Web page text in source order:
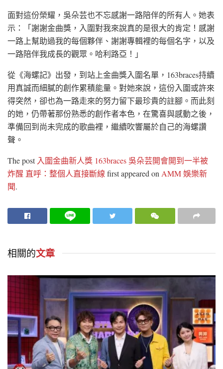
面對這份榮耀，吳朵芸也不忘感謝一路陪伴的所有人。她表
示：「謝謝金曲獎，入圍對我來說真的是很大的肯定！感謝
一路上幫助過我的每個夥伴、謝謝專輯裡的每個名字，以及
一路陪伴我成長的觀眾。哈利路亞！」
從《海螺記》出發，到站上金曲獎入圍名單，163braces持續
用真誠而細膩的創作累積能量。對她來說，這份入圍或許來
得突然，卻也為一路走來的努力留下最珍貴的註腳。而此刻
的她，仍帶著那份熟悉的創作者本色，在驚喜與感動之後，
準備回到尚未完成的歌曲裡，繼續吹響屬於自己的海螺讚
聲。
The post 入圍金曲新人獎 163braces 吳朵芸開會開到一半被
炸醒 直呼：整個人直接斷線 first appeared onAMM 娛樂新
聞.
相關的文章